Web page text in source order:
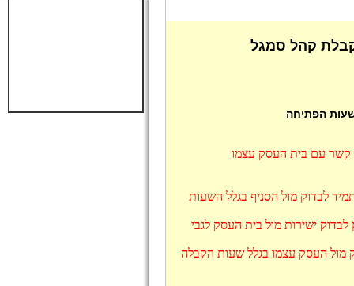
קהל סמגל
הפתיחה
קשר עם בית העסק עצמו
לבדוק מול הסניף בגלל השעות
ישירות מול בית העסק לגבי
מול העסק עצמו בגלל שעות הקבלה